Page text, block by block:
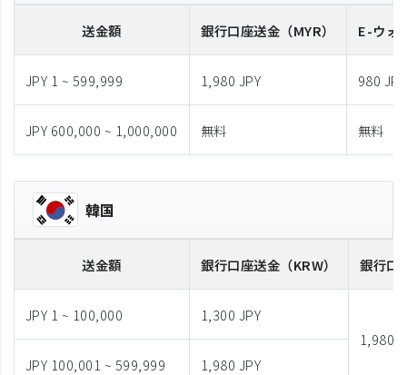
送金額 銀行口座送金 （MYR） E-ウォ
JPY 1 ~ 599,999 1,980 JPY 980 JPY
JPY 600,000 ~ 1,000,000 無料 無料
韓国
送金額 銀行口座送金 （KRW） 銀行口
JPY 1 ~ 100,000
1,300 JPY
1,980
JPY 100,001 ~ 599,999
1,980 JPY